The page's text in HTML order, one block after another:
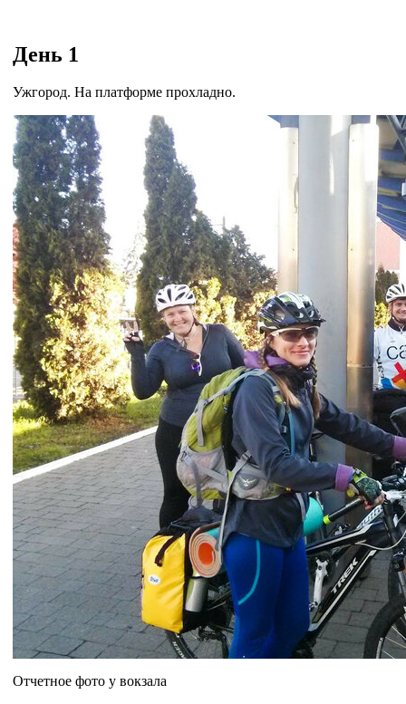
День 1
Ужгород. На платформе прохладно.
Отчетное фото у вокзала